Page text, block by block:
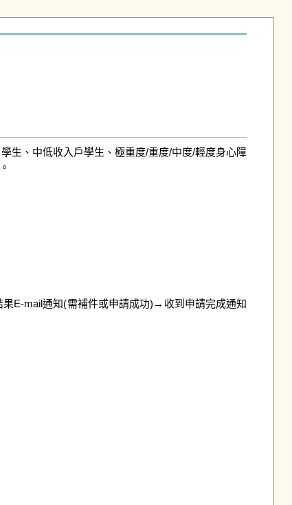
生、中低收入戶學生、極重度/重度/中度/輕度身心障
E-mail通知(需補件或申請成功)→收到申請完成通知